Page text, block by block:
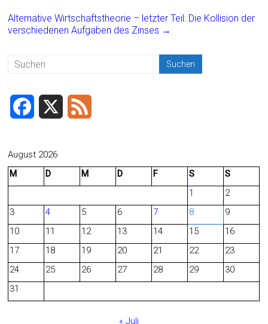
o
ok
Alternative Wirtschaftstheorie – letzter Teil: Die Kollision der
verschiedenen Aufgaben des Zinses →
c
b
o
August 2026
M
D M D F S
S
1
2
3
4 5 6 7 8
9
10
11 12 13 14 15
16
17
18 19 20 21 22
23
24
25 26 27 28 29
30
31
« Juli